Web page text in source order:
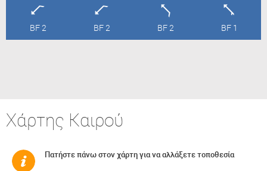
BF 2 BF 2 BF 2 BF 1
Χάρτης Καιρού
Πατήστε πάνω στον χάρτη για να αλλάξετε τοποθεσία